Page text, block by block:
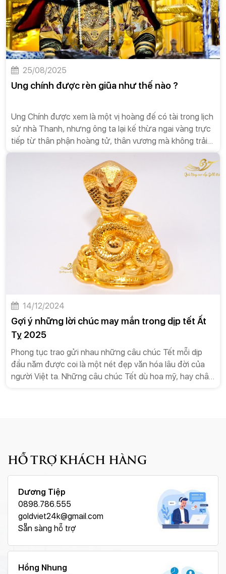
25/08/2025
Ung chính được rèn giũa như thế nào ?
Ung Chính được xem là một vị hoàng đế có tài trong lịch
sử nhà Thanh, nhưng ông ta lại kế thừa ngai vàng trực
tiếp từ thân phận hoàng tử, thân vương mà không trải
qua quá trình đào tạo bài bản như các thái tử đời trước,
cũng không có giai đoạn chuyển tiếp từ hoàng tử lên
hoàng đế. Vậy tại sao Ung Chính lại có thể hoàn thành
suôn sẻ sự chuyển đổi từ hoàng tử thành hoàng đế?
14/12/2024
Gợi ý những lời chúc may mắn trong dịp tết Ất
Tỵ 2025
Phong tục trao gửi nhau những câu chúc Tết mỗi dịp
đầu năm được coi là một nét đẹp văn hóa lâu đời của
người Việt ta. Những câu chúc Tết dù hoa mỹ, hay chân
HỖ TRỢ KHÁCH HÀNG
Dương Tiệp
0898.786.555
goldviet24k@gmail.com
Sẵn sàng hỗ trợ
Hồng Nhung